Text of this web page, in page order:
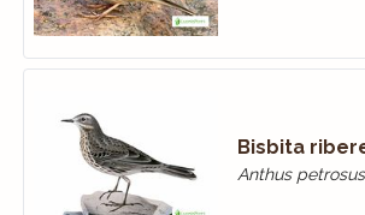
Bisbita
Anthus petrosus